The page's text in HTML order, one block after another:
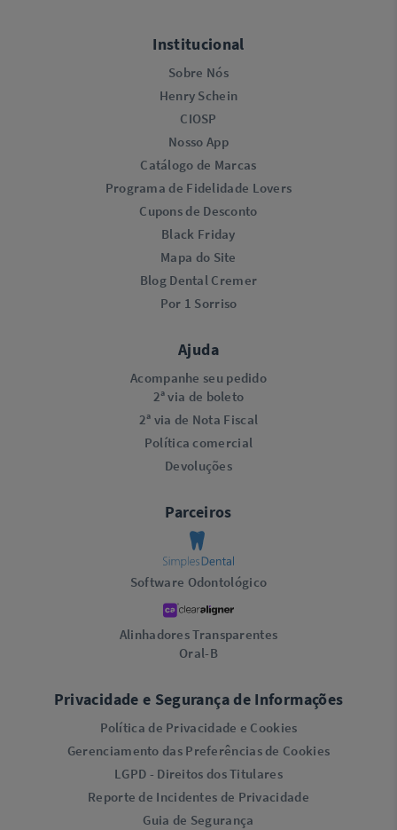
Institucional
Sobre Nós
Henry Schein
CIOSP
Nosso App
Catálogo de Marcas
Programa de Fidelidade Lovers​
Cupons de Desconto
Black Friday
Mapa do Site
Blog Dental Cremer
Por 1 Sorriso
Ajuda
Acompanhe seu pedido
2ª via de boleto
2ª via de Nota Fiscal
Política comercial
Devoluções
Parceiros
Software Odontológico
Alinhadores Transparentes
Oral-B
Privacidade e Segurança de Informações
Política de Privacidade e Cookies
Gerenciamento das Preferências de Cookies
LGPD - Direitos dos Titulares
Reporte de Incidentes de Privacidade
Guia de Segurança